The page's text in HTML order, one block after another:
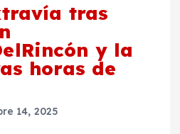
tras
y la
horas de
14, 2025